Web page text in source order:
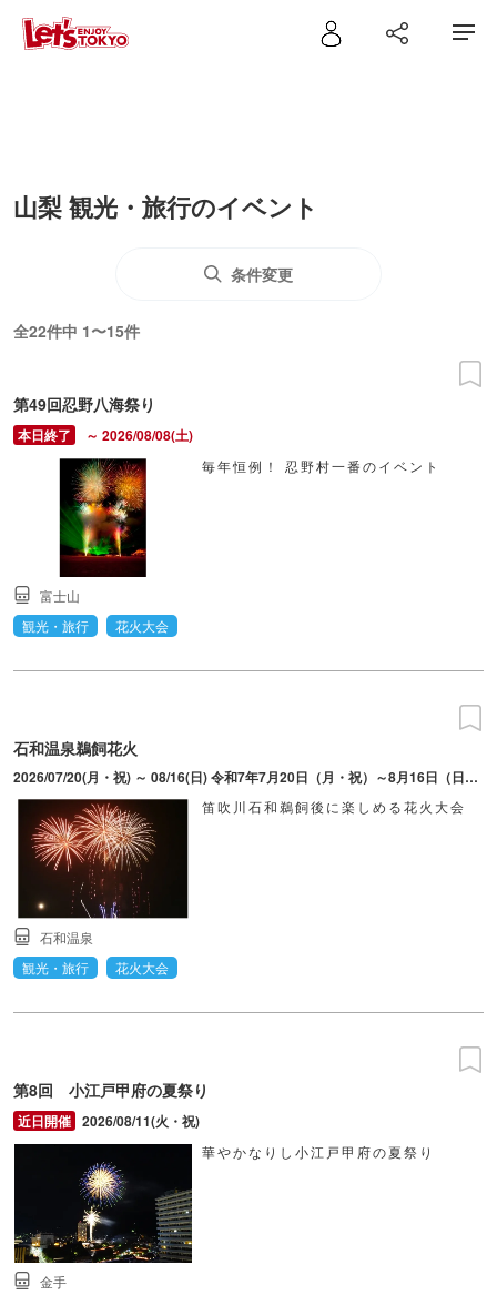
山梨 観光・旅行のイベント
条件変更
全22件中 1〜15件
第49回忍野八海祭り
～ 2026/08/08(土)
毎年恒例！ 忍野村一番のイベント
富士山
観光・旅行
花火大会
石和温泉鵜飼花火
2026/07/20(月・祝) ～ 08/16(日) 令和7年7月20日（月・祝）～8月16日（日）の土・日と、7/20（月・祝）、8/12（水）、8/13（木）の計11日。
笛吹川石和鵜飼後に楽しめる花火大会
石和温泉
観光・旅行
花火大会
第8回 小江戸甲府の夏祭り
2026/08/11(火・祝)
華やかなりし小江戸甲府の夏祭り
金手